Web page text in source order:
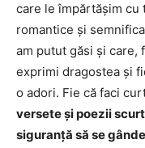
care le împărtășim cu
romantice și
am putut găsi și care,
exprimi dragostea și
o adori. Fie că faci
versete și poezii
siguranță să se